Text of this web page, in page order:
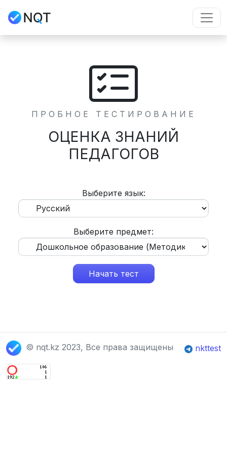
ПРОБНОЕ ТЕСТИРОВАНИЕ
ОЦЕНКА ЗНАНИЙ
ПЕДАГОГОВ
Выберите язык:
Выберите предмет:
Начать тест
© nqt.kz 2023, Все права защищены nkttest